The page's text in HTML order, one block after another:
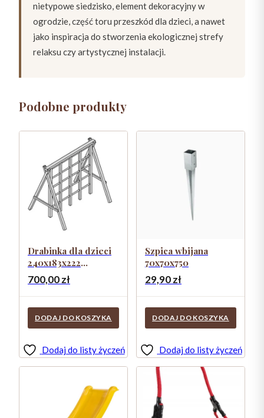
nietypowe siedzisko, element dekoracyjny w
ogrodzie, część toru przeszkód dla dzieci, a nawet
jako inspiracja do stworzenia ekologicznej strefy
relaksu czy artystycznej instalacji.
Podobne produkty
Drabinka dla dzieci
240x183x222
IMPREGNOWANA
700,00zł
DODAJ DO KOSZYKA
Dodaj do listy życzeń
Szpica wbijana
70x70x750
29,90zł
DODAJ DO KOSZYKA
Dodaj do listy życzeń